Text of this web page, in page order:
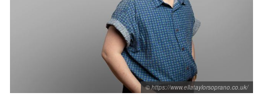
© https://www.ellataylorsoprano.co.uk/